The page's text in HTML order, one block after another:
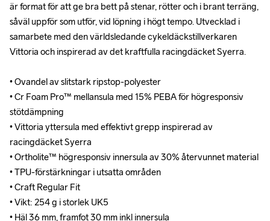
är format för att ge bra bett på stenar, rötter och i brant terräng,
såväl uppför som utför, vid löpning i högt tempo. Utvecklad i
samarbete med den världsledande cykeldäckstillverkaren
Vittoria och inspirerad av det kraftfulla racingdäcket Syerra.
• Ovandel av slitstark ripstop-polyester
• Cr Foam Pro™ mellansula med 15% PEBA för högresponsiv
stötdämpning
• Vittoria yttersula med effektivt grepp inspirerad av
racingdäcket Syerra
• Ortholite™ högresponsiv innersula av 30% återvunnet material
• TPU-förstärkningar i utsatta områden
• Craft Regular Fit
• Vikt: 254 g i storlek UK5
• Häl 36 mm, framfot 30 mm inkl innersula
är format för att ge bra bett på stenar, rötter och i brant terräng,
såväl uppför som utför, vid löpning i högt tempo. Utvecklad i
samarbete med den världsledande cykeldäckstillverkaren
Vittoria och inspirerad av det kraftfulla racingdäcket Syerra.
• Ovandel av slitstark ripstop-polyester
• Cr Foam Pro™ mellansula med 15% PEBA för högresponsiv
stötdämpning
• Vittoria yttersula med effektivt grepp inspirerad av
racingdäcket Syerra
• Ortholite™ högresponsiv innersula av 30% återvunnet material
• TPU-förstärkningar i utsatta områden
• Craft Regular Fit
• Vikt: 254 g i storlek UK5
• Häl 36 mm, framfot 30 mm inkl innersula